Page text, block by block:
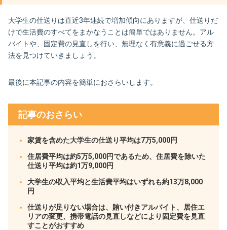
大学生の仕送りは直近3年連続で増加傾向にありますが、仕送りだ
けで生活費のすべてをまかなうことは簡単ではありません。アル
バイトや、固定費の見直しを行い、無理なく有意義に過ごせる方
法を見つけていきましょう。
最後に本記事の内容を簡単におさらいします。
記事のおさらい
家賃を含めた大学生の仕送り平均は7万5,000円
住居費平均は約5万5,000円であるため、住居費を除いた
仕送り平均は約1万9,000円
大学生の収入平均と生活費平均はいずれも約13万8,000
円
仕送りが足りない場合は、賄い付きアルバイト、居住エ
リアの変更、携帯電話の見直しなどにより固定費を見直
すことがおすすめ